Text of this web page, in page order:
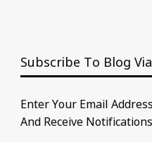
Subscribe To Blog
Enter Your Email
And Receive